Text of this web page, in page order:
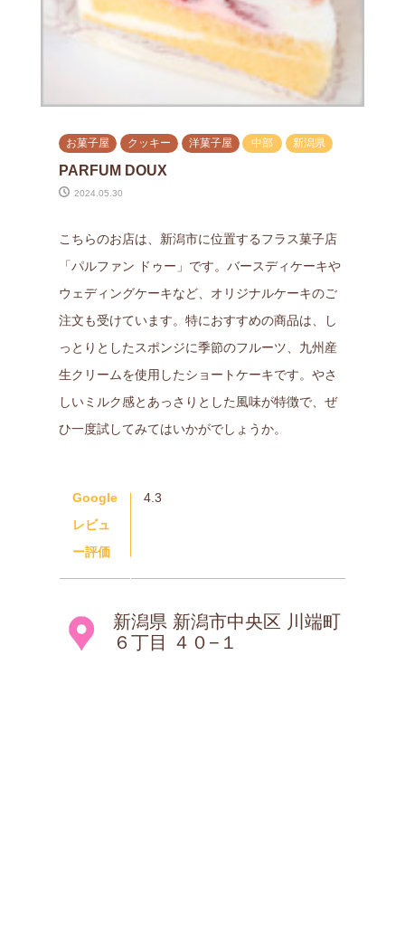
お菓子屋 クッキー 洋菓子屋 中部 新潟県
PARFUM DOUX
2024.05.30
こちらのお店は、新潟市に位置するフラス菓子店
「パルファン ドゥー」です。バースディケーキや
ウェディングケーキなど、オリジナルケーキのご
注文も受けています。特におすすめの商品は、し
っとりとしたスポンジに季節のフルーツ、九州産
生クリームを使用したショートケーキです。やさ
しいミルク感とあっさりとした風味が特徴で、ぜ
ひ一度試してみてはいかがでしょうか。
Google
レビュ
ー評価
4.3
新潟県 新潟市中央区 川端町
６丁目 ４０−１